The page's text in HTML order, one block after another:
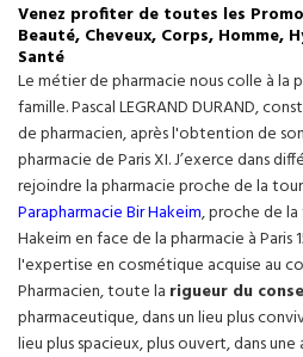
Venez profiter de toutes les
Beauté, Cheveux, Corps, Homme,
Santé
Le métier de pharmacie nous colle à la
famille. Pascal LEGRAND DURAND,
de pharmacien, après l'obtention de
pharmacie de Paris XI. J’exerce dans
rejoindre la pharmacie proche de la
Parapharmacie Bir Hakeim, proche de
Hakeim en face de la pharmacie à
l'expertise en cosmétique acquise au
Pharmacien, toute la rigueur du
pharmaceutique, dans un lieu plus
lieu plus spacieux, plus ouvert, dans une